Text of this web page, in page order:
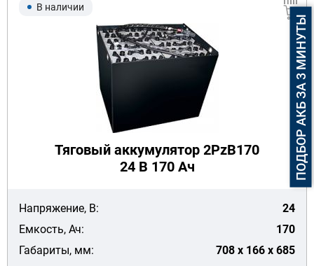
В наличии
Тяговый аккумулятор 2PzB170
24 В 170 Ач
Напряжение, В:
24
Емкость, Ач:
170
Габариты, мм:
708 x 166 x 685
ПОДБОР АКБ ЗА 3 МИНУТЫ